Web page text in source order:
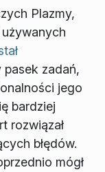
Plazmy,
pasek zadań,
jego
bardziej
rozwiązał
błędów.
mógł